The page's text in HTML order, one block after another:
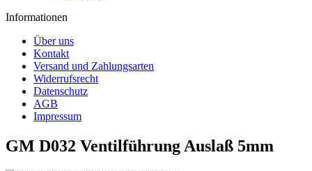
Informationen
Über uns
Kontakt
Versand und Zahlungsarten
Widerrufsrecht
Datenschutz
AGB
Impressum
GM D032 Ventilführung Auslaß 5mm